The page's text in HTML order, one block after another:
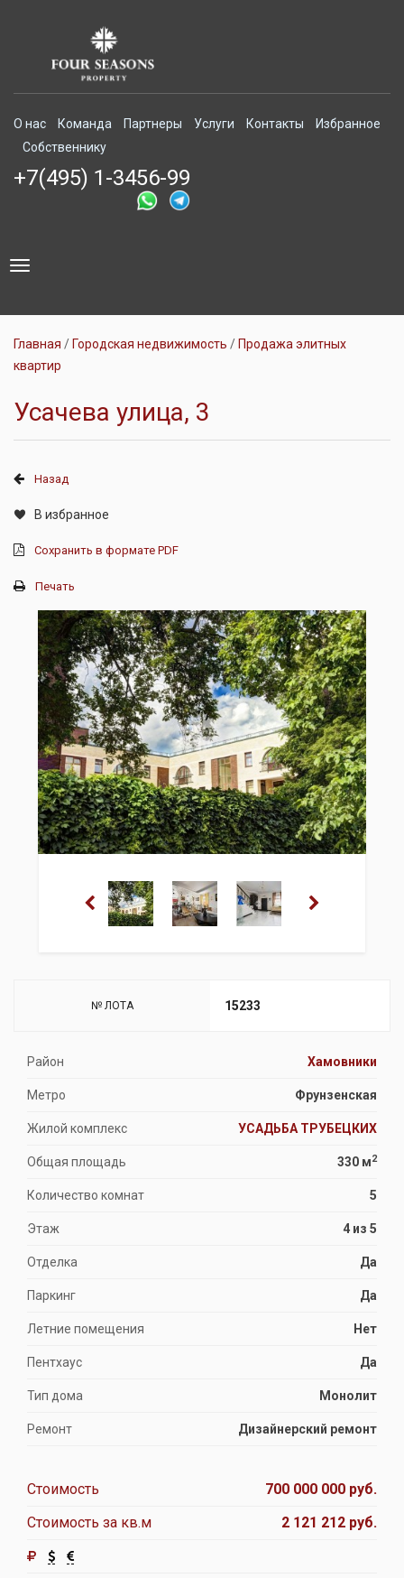
О нас Команда Партнеры Услуги Контакты
Избранное
Собственнику
+7(495) 1-3456-99
Toggle
Главная Городская недвижимость
Продажа элитных
квартир
Усачева улица, 3
Назад
В избранное
Сохранить в формате PDF
Печать
№ ЛОТА 15233
Район Хамовники
Метро Фрунзенская
Жилой комплекс УСАДЬБА ТРУБЕЦКИХ
Общая площадь 330 м2
Количество комнат 5
Этаж 4 из 5
Отделка Да
Паркинг Да
Летние помещения Нет
Пентхаус Да
Тип дома Монолит
Ремонт Дизайнерский ремонт
Стоимость
700 000 000 руб.
Стоимость за кв.м
2 121 212 руб.